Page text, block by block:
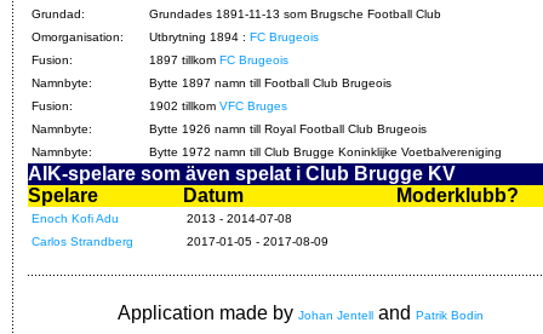
Grundad:
Grundades 1891-11-13 som Brugsche Football Club
Omorganisation:
Utbrytning 1894 : FC Brugeois
Fusion:
1897 tillkom FC Brugeois
Namnbyte:
Bytte 1897 namn till Football Club Brugeois
Fusion:
1902 tillkom VFC Bruges
Namnbyte:
Bytte 1926 namn till Royal Football Club Brugeois
Namnbyte:
Bytte 1972 namn till Club Brugge Koninklijke Voetbalvereniging
AIK-spelare som även spelat i Club Brugge KV
Spelare
Datum Moderklubb?
Enoch Kofi Adu
2013 - 2014-07-08
Carlos Strandberg
2017-01-05 - 2017-08-09
Application made by Johan Jentell and Patrik Bodin